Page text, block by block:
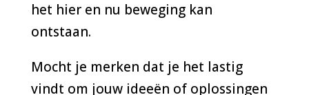
het hier en nu beweging kan
ontstaan.
Mocht je merken dat je het lastig
vindt om jouw ideeën of oplossingen